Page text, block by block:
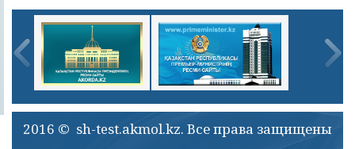
2016 © sh-test.akmol.kz. Все права защищены